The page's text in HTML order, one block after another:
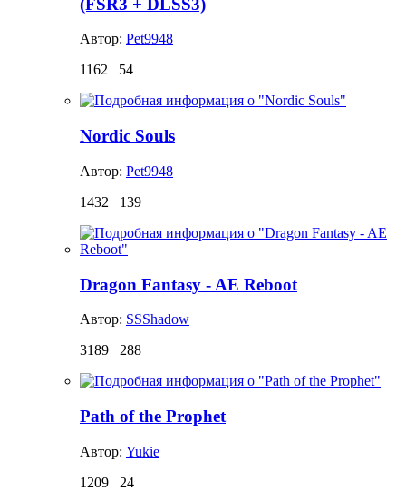
(FSR3 + DLSS3)
Автор: Pet9948
1162
54
Nordic Souls
Автор: Pet9948
1432
139
Dragon Fantasy - AE Reboot
Автор: SSShadow
3189
288
Path of the Prophet
Автор: Yukie
1209
24